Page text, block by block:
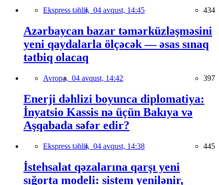
Ekspress təhlil, 04 avqust, 14:45 434
Azərbaycan bazar təmərküzləşməsini
yeni qaydalarla ölçəcək — əsas sınaq
tətbiq olacaq
Avropa, 04 avqust, 14:42 397
Enerji dəhlizi boyunca diplomatiya:
İnyatsio Kassis nə üçün Bakıya və
Aşqabada səfər edir?
Ekspress təhlil, 04 avqust, 14:38 445
İstehsalat qəzalarına qarşı yeni
sığorta modeli: sistem yenilənir,